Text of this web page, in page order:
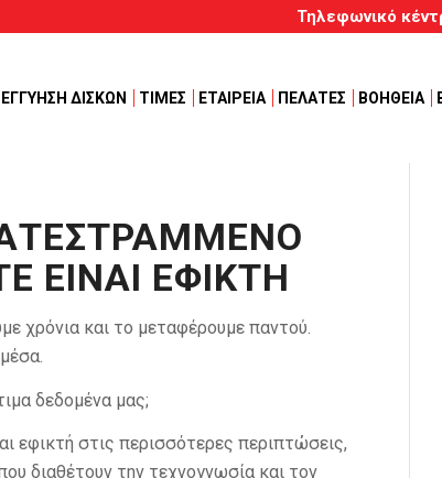
Τηλεφωνικό
ΕΓΓΥΗΣΗ ΔΙΣΚΩΝ ΤΙΜΕΣ ΕΤΑΙΡΕΙΑ ΠΕΛΑΤΕΣ ΒΟΗΘΕΙΑ
ΕΊΝΑΙ ΕΦΙΚΤΉ
χρόνια και το μεταφέρουμε παντού.
δεδομένα μας;
εφικτή στις περισσότερες περιπτώσεις,
διαθέτουν την τεχνογνωσία και τον